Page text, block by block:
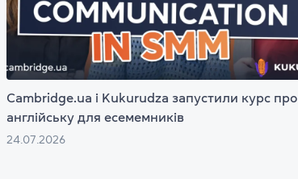
Cambridge.ua і Kukurudza запустили курс про
англійську для есемемників
24.07.2026